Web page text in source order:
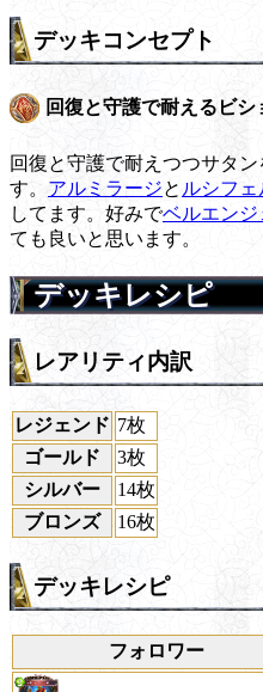
デッキコンセプト
回復と守護で耐えるビシ
回復と守護で耐えつつサタ
す。 アルミラージと ルシフェ
してます。好みでベルエンジ
ても良いと思います。
デッキレシピ
レアリティ内訳
レジェンド 7枚
ゴールド
3枚
シルバー
14枚
ブロンズ
16枚
デッキレシピ
フォロワー